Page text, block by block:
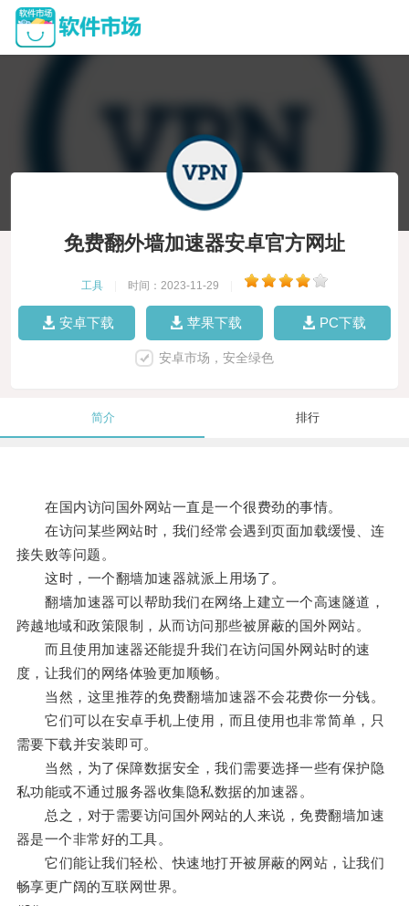
免费翻外墙加速器安卓官方网址
工具 时间：2023-11-29
安卓下载 苹果下载 PC下载
安卓市场，安全绿色
简介 排行
在国内访问国外网站一直是一个很费劲的事情。
在访问某些网站时，我们经常会遇到页面加载缓慢、连
接失败等问题。
这时，一个翻墙加速器就派上用场了。
翻墙加速器可以帮助我们在网络上建立一个高速隧道，
跨越地域和政策限制，从而访问那些被屏蔽的国外网站。
而且使用加速器还能提升我们在访问国外网站时的速
度，让我们的网络体验更加顺畅。
当然，这里推荐的免费翻墙加速器不会花费你一分钱。
它们可以在安卓手机上使用，而且使用也非常简单，只
需要下载并安装即可。
当然，为了保障数据安全，我们需要选择一些有保护隐
私功能或不通过服务器收集隐私数据的加速器。
总之，对于需要访问国外网站的人来说，免费翻墙加速
器是一个非常好的工具。
它们能让我们轻松、快速地打开被屏蔽的网站，让我们
畅享更广阔的互联网世界。